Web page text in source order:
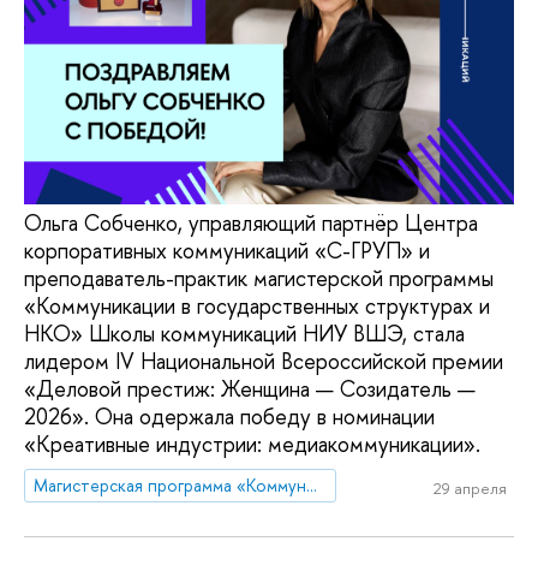
Ольга Собченко, управляющий партнёр Центра
корпоративных коммуникаций «С-ГРУП» и
преподаватель-практик магистерской программы
«Коммуникации в государственных структурах и
НКО» Школы коммуникаций НИУ ВШЭ, стала
лидером IV Национальной Всероссийской премии
«Деловой престиж: Женщина — Созидатель —
2026». Она одержала победу в номинации
«Креативные индустрии: медиакоммуникации».
Магистерская программа «Коммуникации в государственных структурах и НКО» 29 апреля